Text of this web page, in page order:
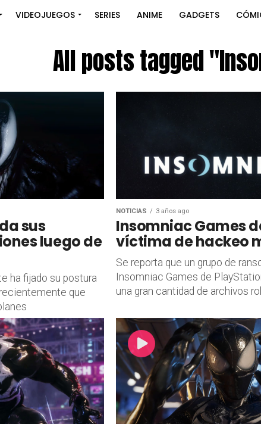
VIDEOJUEGOS SERIES ANIME GADGETS
All posts tagged
sus
luego de
ha fijado su postura
que
NOTICIAS 3 años ago
Insomniac Games
víctima de hackeo
Se reporta que un grupo de
Insomniac Games de
una gran cantidad de archivos